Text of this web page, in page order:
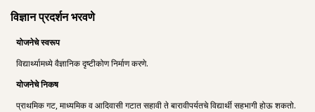
विज्ञान प्रदर्शन भरवणे
योजनेचे स्वरूप
विद्यार्थ्यामध्ये वैज्ञानिक दृष्टीकोण निर्माण करणे.
योजनेचे निकष
प्राथमिक गट, माध्यमिक व आदिवासी गटात सहावी ते बारावीपर्यतचे विद्यार्थी सहभागी होऊ शकतो.